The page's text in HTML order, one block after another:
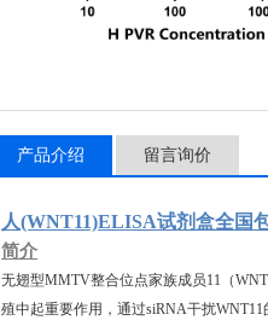
产品介绍 留言询价
人(WNT11)ELISA试剂盒全国
简介
无翅型MMTV整合位点家族成员11（
殖中起重要作用，通过siRNA干扰